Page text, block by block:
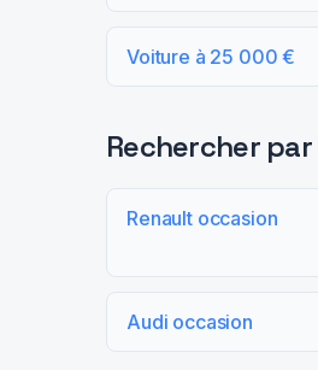
Voiture à 25 000 €
Rechercher
Renault occasion
Audi occasion